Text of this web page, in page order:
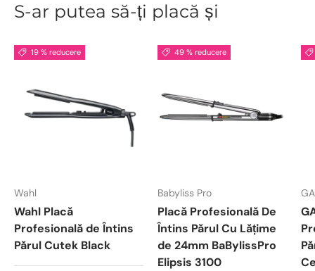
S-ar putea să-ți placă și
19 % reducere
Wahl
Wahl Placă
Profesională de Întins
Părul Cutek Black
49 % reducere
Babyliss Pro
Placă Profesională De
Întins Părul Cu Lățime
de 24mm BaBylissPro
Elipsis 3100